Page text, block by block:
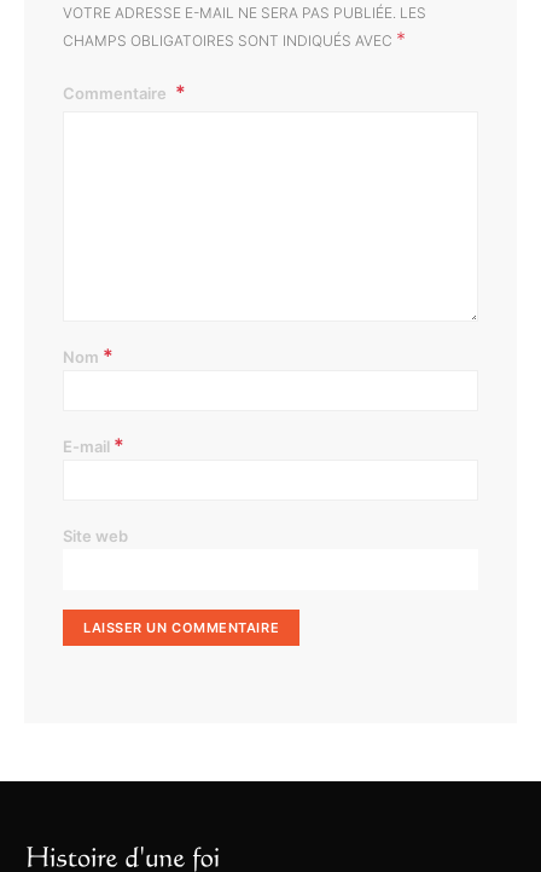
VOTRE ADRESSE E-MAIL NE SERA PAS PUBLIÉE. LES
CHAMPS OBLIGATOIRES SONT INDIQUÉS AVEC *
Commentaire
Nom *
E-mail *
Site web